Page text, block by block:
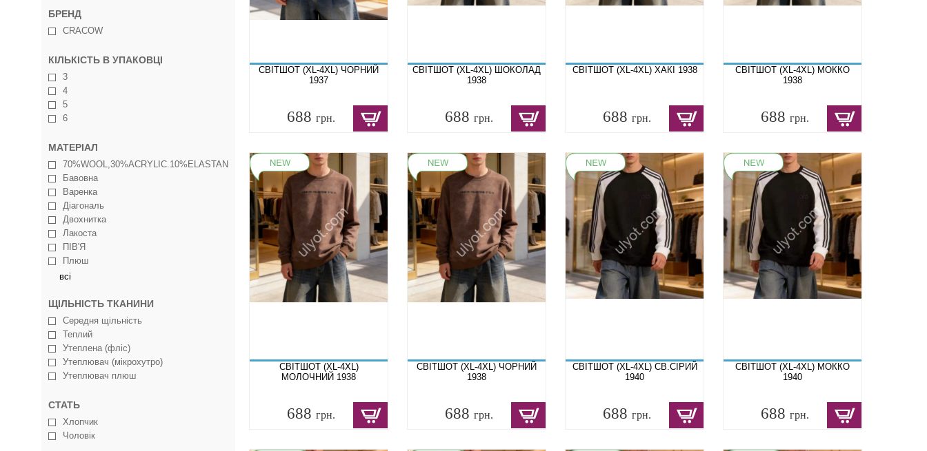
БРЕНД
CRACOW
КІЛЬКІСТЬ В УПАКОВЦІ
3
4
5
6
МАТЕРІАЛ
70%WOOL,30%ACRYLIC.10%ELASTAN
Бавовна
Варенка
Діагональ
Двохнитка
Лакоста
ПІВ'Я
Плюш
всі
ЩІЛЬНІСТЬ ТКАНИНИ
Середня щільність
Теплий
Утеплена (фліс)
Утеплювач (мікрохутро)
Утеплювач плюш
СТАТЬ
Хлопчик
Чоловік
СВІТШОТ (XL-4XL) ЧОРНИЙ
1937
688 грн.
СВІТШОТ (XL-4XL) ШОКОЛАД
1938
688 грн.
СВІТШОТ (XL-4XL) ХАКІ 1938
688 грн.
СВІТШОТ (XL-4XL) МОККО
1938
688 грн.
СВІТШОТ (XL-4XL)
МОЛОЧНИЙ 1938
688 грн.
СВІТШОТ (XL-4XL) ЧОРНИЙ
1938
688 грн.
СВІТШОТ (XL-4XL) СВ.СІРИЙ
1940
688 грн.
СВІТШОТ (XL-4XL) МОККО
1940
688 грн.